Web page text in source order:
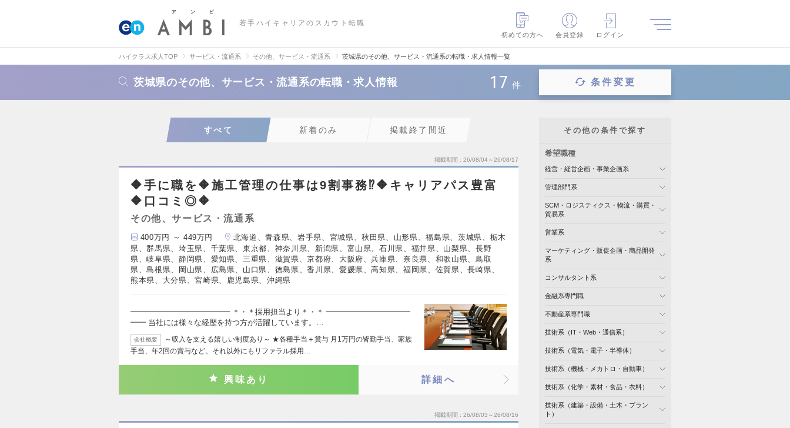
若手ハイキャリアのスカウト転職
初めての方へ
会員登録 ログイン
ハイクラス求人TOP サービス・流通系 その他、サービス・流通系 茨城県のその他、サービス・流通系の転職・求人情報一覧
茨城県のその他、サービス・流通系の転職・求人情報 17 件 条件変更
すべて 新着のみ 掲載終了間近
掲載期間 26/08/04～26/08/17
🔶手に職を🔶施工管理の仕事は9割事務⁉🔶キャリアパス豊富
🔶口コミ◎🔶
その他、サービス・流通系
400万円 ～ 449万円
北海道、青森県、岩手県、宮城県、秋田県、山形県、福島県、茨城県、栃木
県、群馬県、埼玉県、千葉県、東京都、神奈川県、新潟県、富山県、石川県、福井県、山梨県、長野
県、岐阜県、静岡県、愛知県、三重県、滋賀県、京都府、大阪府、兵庫県、奈良県、和歌山県、鳥取
県、島根県、岡山県、広島県、山口県、徳島県、香川県、愛媛県、高知県、福岡県、佐賀県、長崎県、
熊本県、大分県、宮崎県、鹿児島県、沖縄県
━━━━━━━━━━━━━ ＊・＊採用担当より＊・＊ ━━━━━━━━━━━
━━ 当社には様々な経歴を持つ方が活躍しています。…
会社概要
～収入を支える嬉しい制度あり～ ★各種手当＋賞与 月1万円の皆勤手当、家族
手当、年2回の賞与など。それ以外にもリファラル採用…
興味あり 詳細へ
掲載期間 26/08/03～26/08/16
その他の条件で探す
希望職種
経営・経営企画・事業企画系
管理部門系
SCM・ロジスティクス・物流・購買・
貿易系
営業系
マーケティング・販促企画・商品開発
系
コンサルタント系
金融系専門職
不動産系専門職
技術系（IT・Web・通信系）
技術系（電気・電子・半導体）
技術系（機械・メカトロ・自動車）
技術系（化学・素材・食品・衣料）
技術系（建築・設備・土木・プラン
ト）